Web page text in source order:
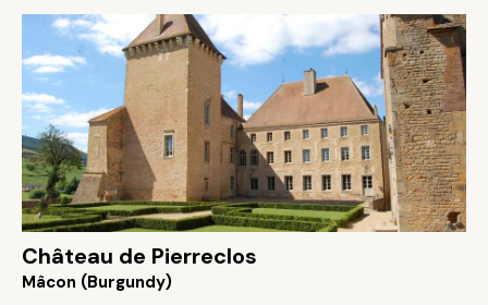
Château de Pierreclos
Mâcon (Burgundy)